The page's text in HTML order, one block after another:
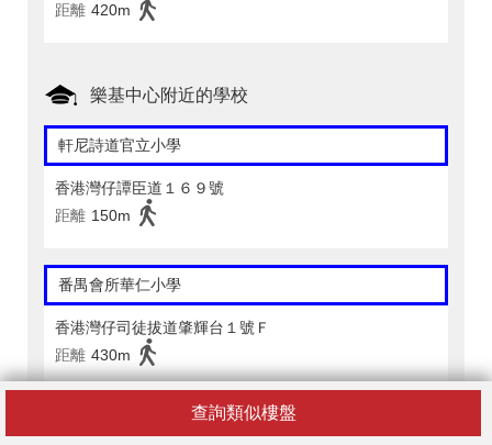
查詢類似樓盤
距離 420m
樂基中心附近的學校
軒尼詩道官立小學
香港灣仔譚臣道１６９號
距離 150m
番禺會所華仁小學
香港灣仔司徒拔道肇輝台１號Ｆ
距離 430m